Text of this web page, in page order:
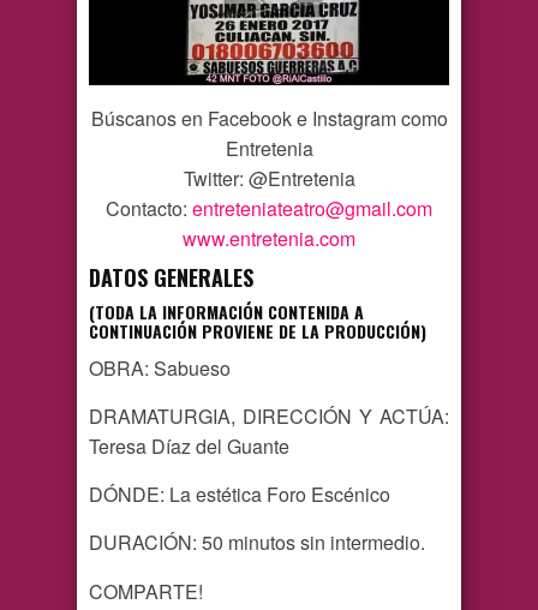
Búscanos en Facebook e Instagram como
Entretenia
Twitter: @Entretenia
Contacto: entreteniateatro@gmail.com
www.entretenia.com
DATOS GENERALES
(TODA LA INFORMACIÓN CONTENIDA A
CONTINUACIÓN PROVIENE DE LA PRODUCCIÓN)
OBRA: Sabueso
DRAMATURGIA, DIRECCIÓN Y ACTÚA:
Teresa Díaz del Guante
DÓNDE: La estética Foro Escénico
DURACIÓN: 50 minutos sin intermedio.
COMPARTE!